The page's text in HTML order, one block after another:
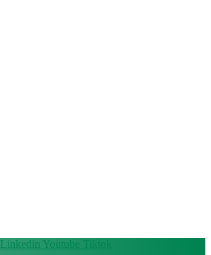
Linkedin Youtube Tiktok